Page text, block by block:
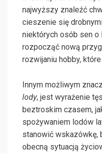
najwyższy znaleźć
cieszenie się
niektórych osób sen o
rozpocząć nową
rozwijaniu hobby,
Innym możliwym
lody, jest wyrażenie
beztroskim czasem,
spożywaniem lodów
stanowić wskazówkę,
obecną sytuacją